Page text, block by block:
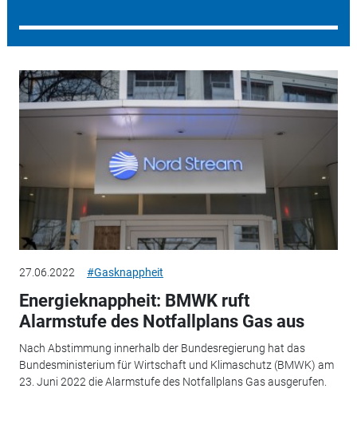
27.06.2022 #Gasknappheit
Energieknappheit: BMWK ruft
Alarmstufe des Notfallplans Gas aus
Nach Abstimmung innerhalb der Bundesregierung hat das
Bundesministerium für Wirtschaft und Klimaschutz (BMWK) am
23. Juni 2022 die Alarmstufe des Notfallplans Gas ausgerufen.